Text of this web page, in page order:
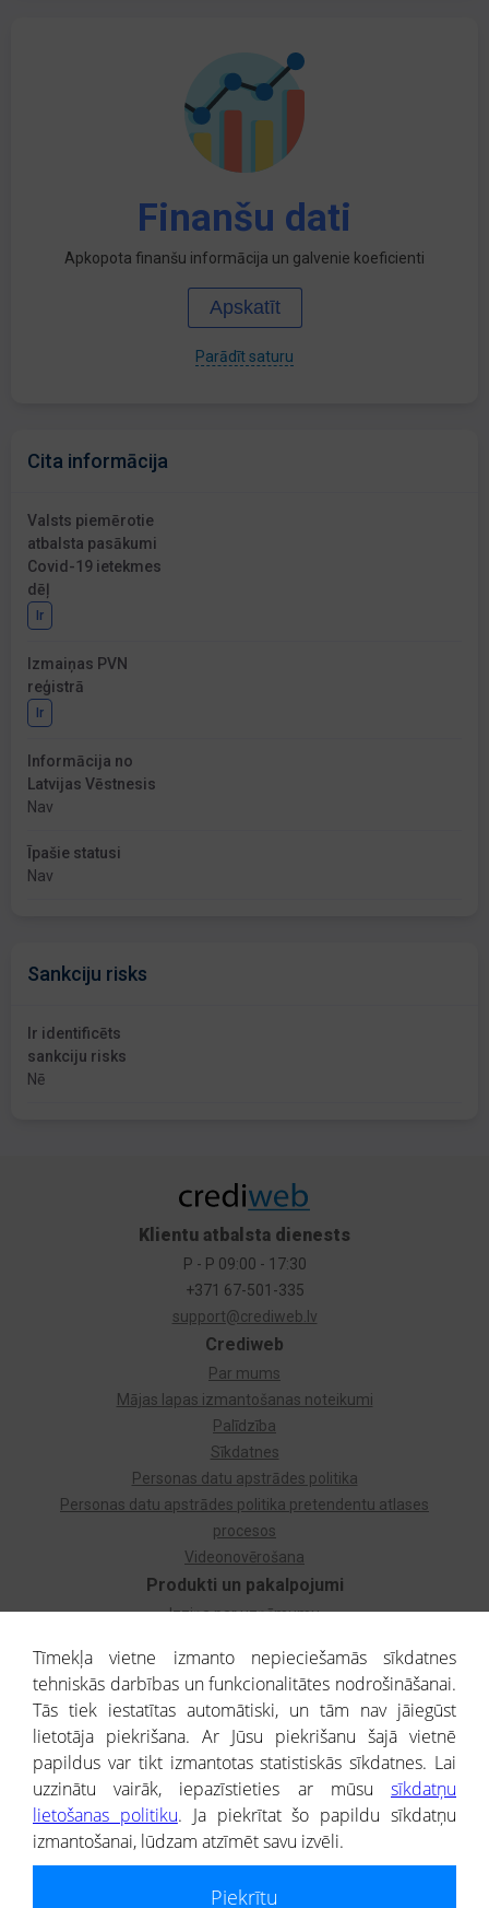
Finanšu dati
Apkopota finanšu informācija un galvenie koeficienti
Apskatīt
Parādīt saturu
Cita informācija
Valsts piemērotie
atbalsta pasākumi
Covid-19 ietekmes
dēļ
Ir
Izmaiņas PVN
reģistrā
Ir
Informācija no
Latvijas Vēstnesis
Nav
Īpašie statusi
Nav
Sankciju risks
Ir identificēts
sankciju risks
Nē
Produkti un pakalpojumi
Izziņa par uzņēmumu
Dzimtas koks
Uzņēmumu atlase
Monitorings
Kredītizziņa par ārvalstu uzņēmumiem
Crediweb
Par mums
Mājas lapas izmantošanas noteikumi
Palīdzība
Sīkdatnes
Personas datu apstrādes politika
Personas datu apstrādes politika pretendentu atlases
procesos
Videonovērošana
Klientu atbalsta dienests
P - P 09:00 - 17:30
+371 67-501-335
support@crediweb.lv
® CREDITREFORM Latvija
SIA
Tīmekļa vietne izmanto nepieciešamās sīkdatnes
tehniskās darbības un funkcionalitātes nodrošināšanai.
Tās tiek iestatītas automātiski, un tām nav jāiegūst
lietotāja piekrišana. Ar Jūsu piekrišanu šajā vietnē
papildus var tikt izmantotas statistiskās sīkdatnes. Lai
uzzinātu vairāk, iepazīstieties ar mūsu sīkdatņu
lietošanas politiku. Ja piekrītat šo papildu sīkdatņu
izmantošanai, lūdzam atzīmēt savu izvēli.
Piekrītu